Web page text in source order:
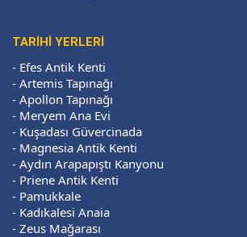
TARIHI YERLERI
- Efes Antik Kenti
- Artemis Tapınağı
- Apollon Tapınağı
- Meryem Ana Evi
- Kuşadası Güvercinada
- Magnesia Antik Kenti
- Aydın Arapapıştı Kanyonu
- Priene Antik Kenti
- Pamukkale
- Kadıkalesi Anaia
- Zeus Mağarası